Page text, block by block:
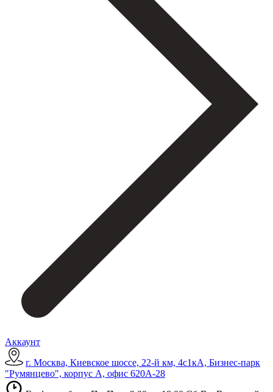
Аккаунт
г. Москва, Киевское шоссе, 22-й км, 4с1кА, Бизнес-парк
"Румянцево", корпус А, офис 620А-28